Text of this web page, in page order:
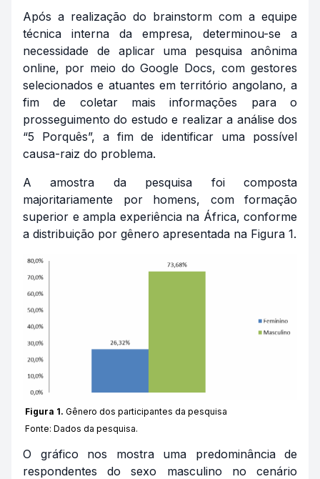
Após a realização do brainstorm com a equipe
técnica interna da empresa, determinou-se a
necessidade de aplicar uma pesquisa anônima
online, por meio do Google Docs, com gestores
selecionados e atuantes em território angolano, a
fim de coletar mais informações para o
prosseguimento do estudo e realizar a análise dos
“5 Porquês”, a fim de identificar uma possível
causa-raiz do problema.
A amostra da pesquisa foi composta
majoritariamente por homens, com formação
superior e ampla experiência na África, conforme
a distribuição por gênero apresentada na Figura 1.
Figura 1. Gênero dos participantes da pesquisa
Fonte: Dados da pesquisa.
O gráfico nos mostra uma predominância de
respondentes do sexo masculino no cenário